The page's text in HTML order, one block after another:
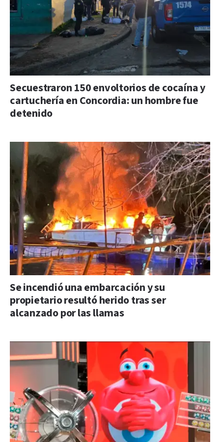
Secuestraron 150 envoltorios de cocaína y
cartuchería en Concordia: un hombre fue
detenido
Se incendió una embarcación y su
propietario resultó herido tras ser
alcanzado por las llamas